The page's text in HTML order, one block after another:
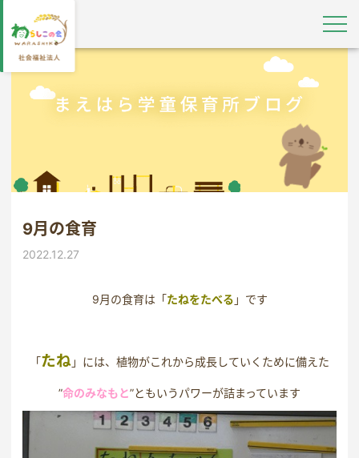
9月の食育
2022.12.27
9月の食育は「たねをたべる 」です
「たね」には、植物がこれから成長していくために備えた
”命のみなもと”ともいうパワーが詰まっています